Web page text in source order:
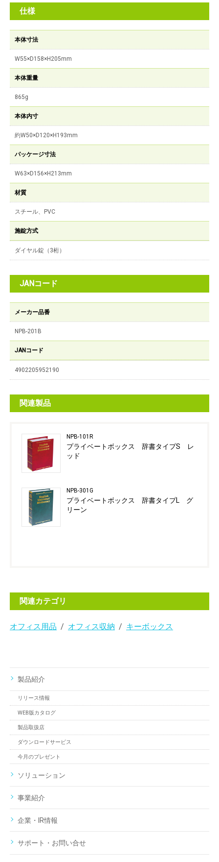
仕様
本体寸法
W55×D158×H205mm
本体重量
865g
本体内寸
約W50×D120×H193mm
パッケージ寸法
W63×D156×H213mm
材質
スチール、PVC
施錠方式
ダイヤル錠（3桁）
JANコード
メーカー品番
NPB-201B
JANコード
4902205952190
関連製品
NPB-101R
プライベートボックス 辞書タイプS レ
ッド
NPB-301G
プライベートボックス 辞書タイプL グ
リーン
関連カテゴリ
オフィス用品 オフィス収納 キーボックス
製品紹介
リリース情報
WEB版カタログ
製品取扱店
ダウンロードサービス
今月のプレゼント
ソリューション
事業紹介
企業・IR情報
サポート・お問い合せ